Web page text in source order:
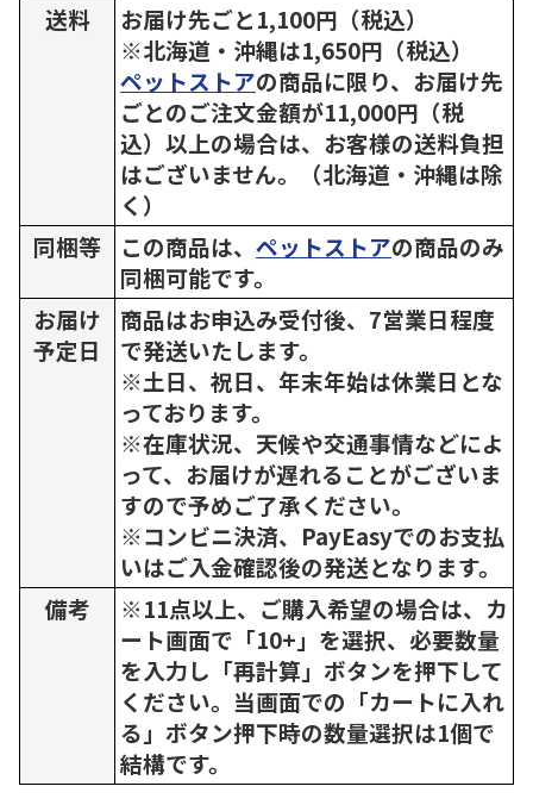
送料
お届け先ごと1,100円（税込）
※北海道・沖縄は1,650円（税込）
ペットストアの商品に限り、お届け先
ごとのご注文金額が11,000円（税
込）以上の場合は、お客様の送料負担
はございません。（北海道・沖縄は除
く）
同梱等
この商品は、 ペットストアの商品のみ
同梱可能です。
お届け
予定日
商品はお申込み受付後、7営業日程度
で発送いたします。
※土日、祝日、年末年始は休業日とな
っております。
※在庫状況、天候や交通事情などによ
って、お届けが遅れることがございま
すので予めご了承ください。
※コンビニ決済、PayEasyでのお支払
いはご入金確認後の発送となります。
備考
※11点以上、ご購入希望の場合は、カ
ート画面で「10+」を選択、必要数量
を入力し「再計算」ボタンを押下して
ください。当画面での「カートに入れ
る」ボタン押下時の数量選択は1個で
結構です。